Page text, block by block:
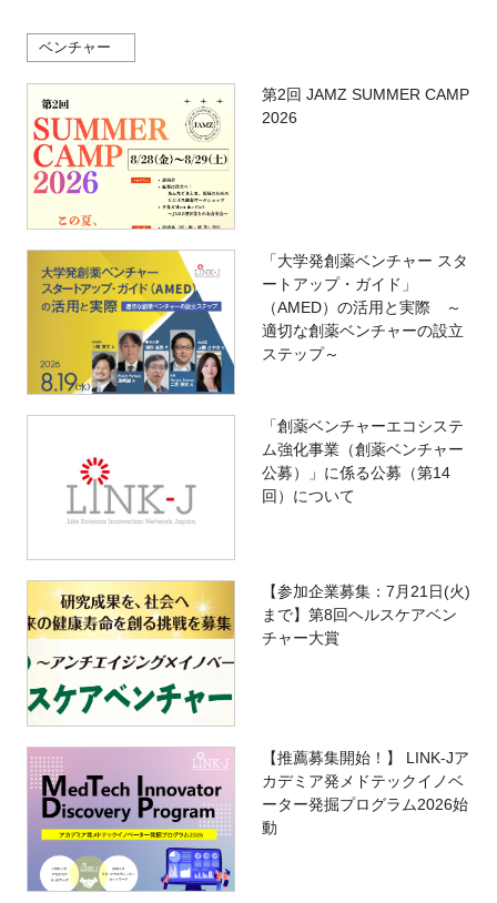
ベンチャー
第2回 JAMZ SUMMER CAMP
2026
「大学発創薬ベンチャー スタ
ートアップ・ガイド」
（AMED）の活用と実際 ～
適切な創薬ベンチャーの設立
ステップ～
「創薬ベンチャーエコシステ
ム強化事業（創薬ベンチャー
公募）」に係る公募（第14
回）について
【参加企業募集：7月21日(火)
まで】第8回ヘルスケアベン
チャー大賞
【推薦募集開始！】 LINK-Jア
カデミア発メドテックイノベ
ーター発掘プログラム2026始
動